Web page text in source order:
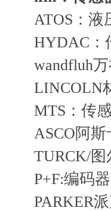
ATOS：液
HYDAC：
wandfluh
LINCOLN
MTS：传
ASCO阿
TURCK/
P+F:编码
PARKER